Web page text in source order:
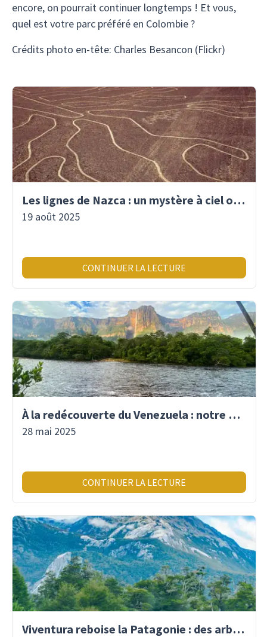
encore, on pourrait continuer longtemps ! Et vous,
quel est votre parc préféré en Colombie ?
Crédits photo en-tête: Charles Besancon (Flickr)
Les lignes de Nazca : un mystère à ciel ouvert
19 août 2025
CONTINUER LA LECTURE
À la redécouverte du Venezuela : notre premier voyage là-bas depuis 2017
28 mai 2025
CONTINUER LA LECTURE
Viventura reboise la Patagonie : des arbres plantés pour demain !